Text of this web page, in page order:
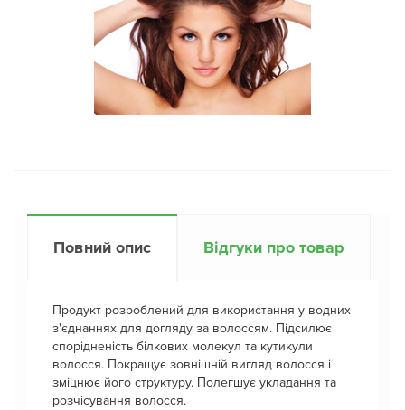
Повний опис Відгуки про товар
Продукт розроблений для використання у водних
з'єднаннях для догляду за волоссям. Підсилює
спорідненість білкових молекул та кутикули
волосся. Покращує зовнішній вигляд волосся і
зміцнює його структуру. Полегшує укладання та
розчісування волосся.